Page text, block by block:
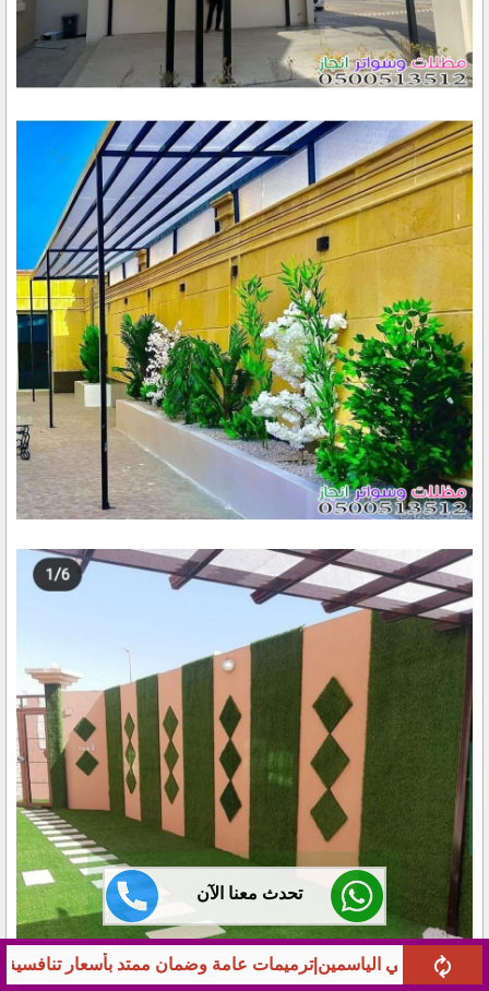
تحدث معنا الآن
ممتد بأسعار تنافسية شركة مقاولات عامةبشمال الرياض